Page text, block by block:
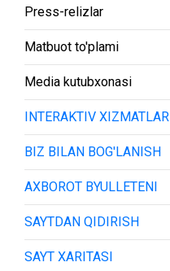
Press-relizlar
Matbuot to'plami
Media kutubxonasi
INTERAKTIV XIZMATLAR
BIZ BILAN BOG'LANISH
AXBOROT BYULLETENI
SAYTDAN QIDIRISH
SAYT XARITASI